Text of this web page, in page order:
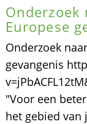
Europese
Onderzoek
gevangenis
"Voor een
het gebied